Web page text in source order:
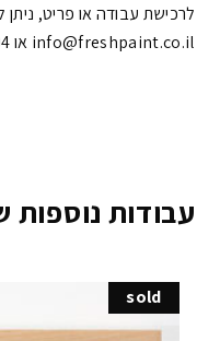
לרכישת עבודה או פריט, ניתן
info@freshpaint.co.il‏ או 054-4265304.
עבודות נוספות
sold